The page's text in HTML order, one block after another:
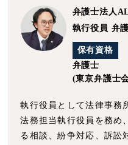
弁護士法人
執行役員 弁
保有資格
弁護士
(東京弁護士
執行役員として法律事務
法務担当執行役員を務め
る相談、紛争対応、訴訟